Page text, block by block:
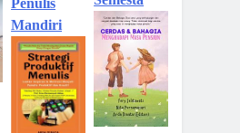
Penulis
Mandiri